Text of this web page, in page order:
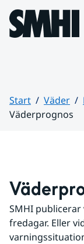
Hoppa till sidans
Start Väder
Väderprognos
SMHI
fredagar. Eller